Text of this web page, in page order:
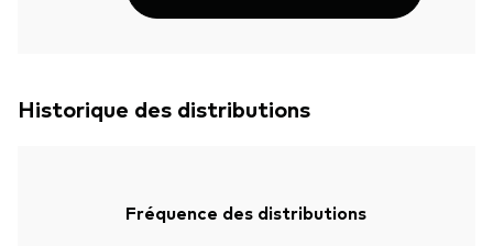
Historique des distributions
Fréquence des distributions